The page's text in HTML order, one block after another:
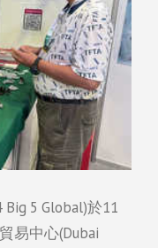
5 Global)於11
易中心(Dubai